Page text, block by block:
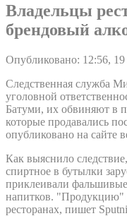
Владельцы
брендовый
Опубликовано: 12:56,
Следственная служба
уголовной
Батуми, их обвиняют в
которые продавались
опубликовано на сайте
Как выяснило
спиртное в бутылки
приклеивали
напитков. "Продукцию"
ресторанах, пишет